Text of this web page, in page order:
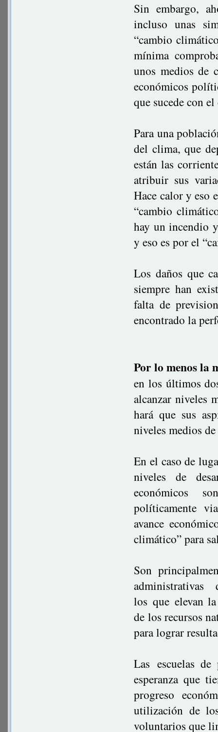
Sin embargo,
incluso unas
“cambio
mínima
unos medios de
económicos
que sucede con
Para una
del clima, que
están las
atribuir sus
Hace calor y eso
“cambio
hay un incendio
y eso es por el
Los daños que
siempre han
falta de
encontrado la
Por lo menos la
en los últimos
alcanzar niveles
hará que sus
niveles medios
En el caso de
niveles de
económicos
políticamente
avance
climático” para
Son
los que elevan
de los recursos
para lograr
Las escuelas
esperanza que
progreso
utilización de
voluntarios que